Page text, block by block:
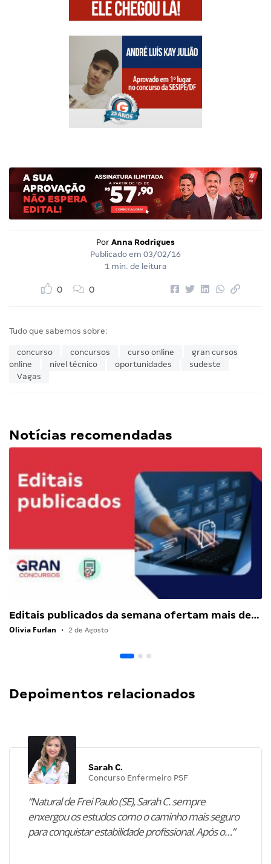
Por Anna Rodrigues
Publicado em 03/02/16
1 min. de leitura
0 0
Tudo que sabemos sobre:
concurso concursos curso online
gran cursos
online
nível técnico oportunidades
sudeste
Vagas
Notícias recomendadas
Editais publicados da semana ofertam mais de…
Olivia Furlan • 2 de Agosto
Depoimentos relacionados
Sarah C.
Concurso Enfermeiro PSF
“Natural de Frei Paulo (SE), Sarah C. sempre
enxergou os estudos como o caminho mais seguro
para conquistar estabilidade profissional. Após o…”